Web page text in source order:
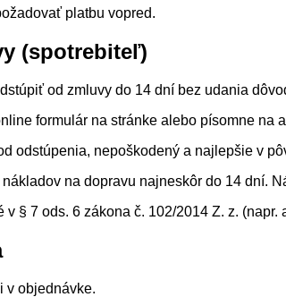
platbu vopred.
(spotrebiteľ)
od zmluvy do 14 dní bez udania
formulár na stránke alebo písomne na
odstúpenia, nepoškodený a najlepšie v
na dopravu najneskôr do 14 dní.
§ 7 ods. 6 zákona č. 102/2014 Z. z.
v objednávke.